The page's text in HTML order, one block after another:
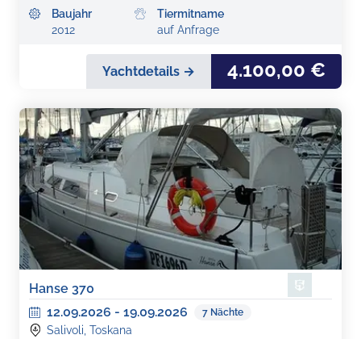
Baujahr
2012
Tiermitname
auf Anfrage
Yachtdetails → 4.100,00 €
Hanse 370
12.09.2026 - 19.09.2026 7 Nächte
Salivoli, Toskana